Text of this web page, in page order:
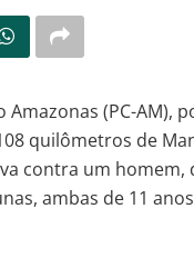
Amazonas (PC-AM),
quilômetros de
contra um homem,
ambas de 11